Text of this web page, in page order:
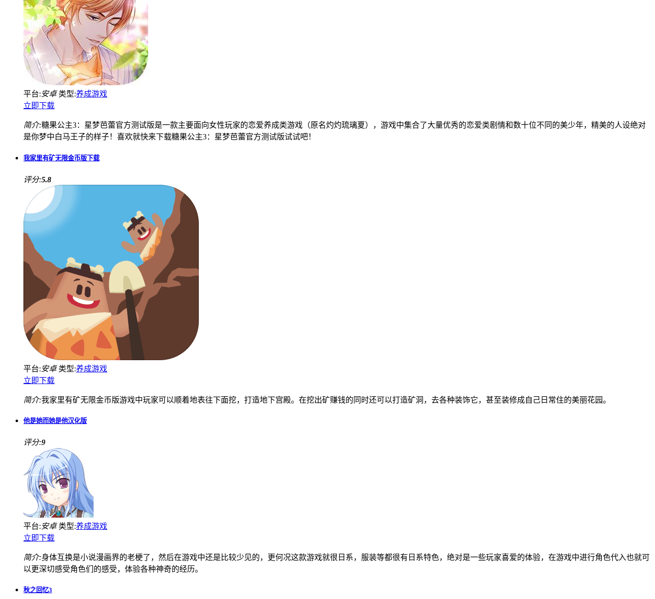
平台:安卓 类型:养成游戏
立即下载
简介:糖果公主3：星梦芭蕾官方测试版是一款主要面向女性玩家的恋爱养成类游戏（原名灼灼琉璃夏），游戏中集合了大量优秀的恋爱类剧情和数十位不同的美少年，精美的人设绝对
是你梦中白马王子的样子！喜欢就快来下载糖果公主3：星梦芭蕾官方测试版试试吧！
我家里有矿无限金币版下载
评分:5.8
平台:安卓 类型:养成游戏
立即下载
简介:我家里有矿无限金币版游戏中玩家可以顺着地表往下面挖，打造地下宫殿。在挖出矿赚钱的同时还可以打造矿洞，去各种装饰它，甚至装修成自己日常住的美丽花园。
他是她而她是他汉化版
评分:9
平台:安卓 类型:养成游戏
立即下载
简介:身体互换是小说漫画界的老梗了，然后在游戏中还是比较少见的，更何况这款游戏就很日系，服装等都很有日系特色，绝对是一些玩家喜爱的体验，在游戏中进行角色代入也就可
以更深切感受角色们的感受，体验各种神奇的经历。
秋之回忆3